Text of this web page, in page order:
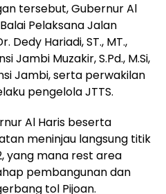
tersebut, Gubernur Al
Pelaksana Jalan
Dedy Hariadi, ST., MT.,
Jambi Muzakir, S.Pd., M.Si,
Jambi, serta perwakilan
pengelola JTTS.
Al Haris beserta
meninjau langsung titik
yang mana rest area
pembangunan dan
tol Pijoan.